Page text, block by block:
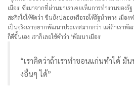
เมือง’ ซึ่งมาจากที่ผ่านมาเราเคยเห็นการทำงานของ
สะกิดใจให้คิดว่า ขืนยังปล่อยหรือรอให้รัฐนำทาง เมือ
เป็นจริงเราอยากพัฒนาประเทศมากกว่า แต่ถ้าเราพั
ก็ดีขึ้นเอง เราก็เลยใช้คำว่า ‘พัฒนาเมือง’
“เราคิดว่าถ้าเราทำขอนแก่นทำได้ มั
งอื่นๆ ได้”